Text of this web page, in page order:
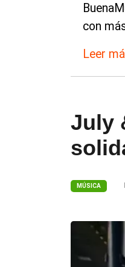
con
Leer
July
MÚSICA